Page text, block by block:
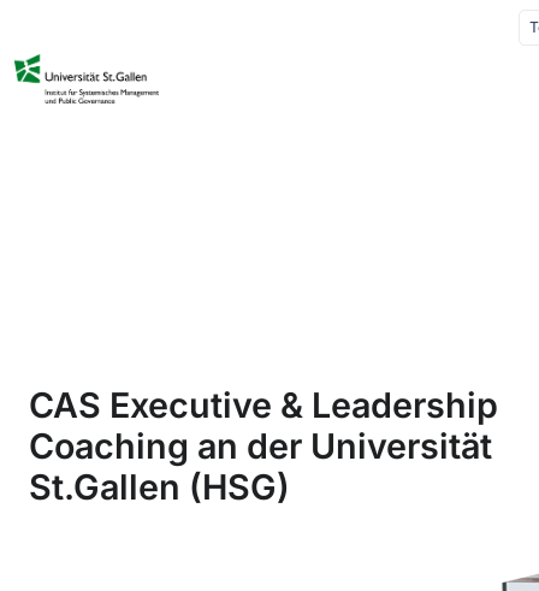
CAS Executive & Leadership
Coaching an der Universität
St.Gallen (HSG)